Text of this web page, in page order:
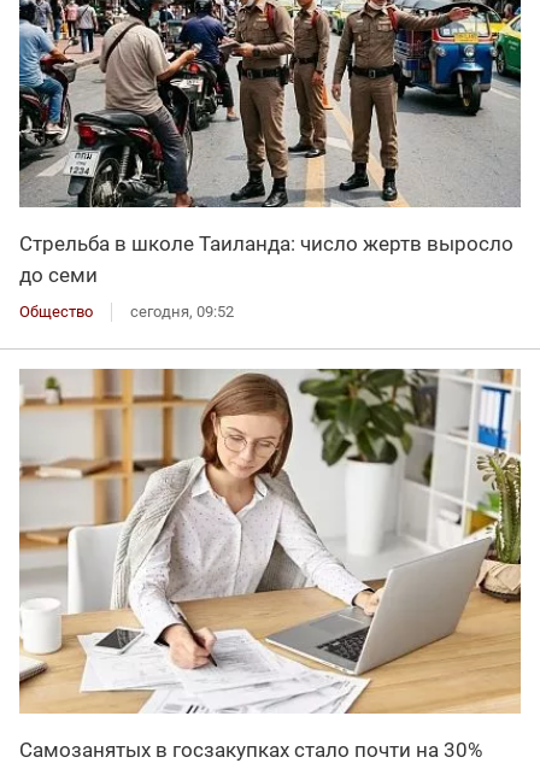
Стрельба в школе Таиланда: число жертв выросло
до семи
Общество сегодня, 09:52
Самозанятых в госзакупках стало почти на 30%